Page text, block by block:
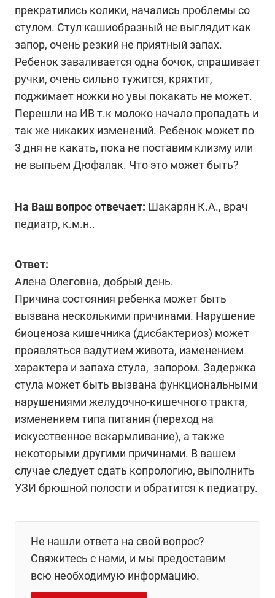
прекратились колики, начались проблемы со
стулом. Стул кашиобразный не выглядит как
запор, очень резкий не приятный запах.
Ребенок заваливается одна бочок, спрашивает
ручки, очень сильно тужится, кряхтит,
поджимает ножки но увы покакать не может.
Перешли на ИВ т.к молоко начало пропадать и
так же никаких изменений. Ребенок может по
3 дня не какать, пока не поставим клизму или
не выпьем Дюфалак. Что это может быть?
На Ваш вопрос отвечает: Шакарян К.А., врач
педиатр, к.м.н..
Ответ:
Алена Олеговна, добрый день.
Причина состояния ребенка может быть
вызвана несколькими причинами. Нарушение
биоценоза кишечника (дисбактериоз) может
проявляться вздутием живота, изменением
характера и запаха стула, запором. Задержка
стула может быть вызвана функциональными
нарушениями желудочно-кишечного тракта,
изменением типа питания (переход на
искусственное вскармливание), а также
некоторыми другими причинами. В вашем
случае следует сдать копрологию, выполнить
УЗИ брюшной полости и обратится к педиатру.
Не нашли ответа на свой вопрос?
Свяжитесь с нами, и мы предоставим
всю необходимую информацию.